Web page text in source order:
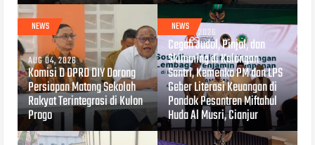
NEWS
AUG 04, 2026
Komisi D DPRD DIY Dorong
Persiapan Matang Sekolah
Rakyat Terintegrasi di Kulon
Progo
NEWS
AUG 04, 2026
Cegah Judol, Pinjol, dan
Skimming di Kalangan
Santri, Kemenko PM dan LPS
Geber Literasi Keuangan di
Pondok Pesantren Miftahul
Huda Al Musri, Cianjur